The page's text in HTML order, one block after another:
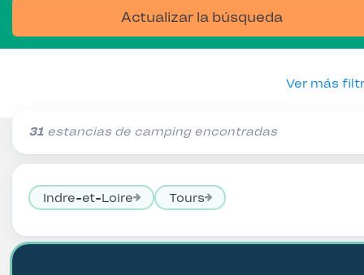
Actualizar la búsqueda
Ver más
31 estancias de camping encontradas
Indre-et-Loire Tours